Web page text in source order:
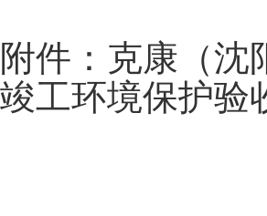
附件：克康（沈
竣工环境保护验